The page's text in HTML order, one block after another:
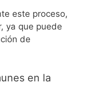
este proceso,
ya que puede
de
en la